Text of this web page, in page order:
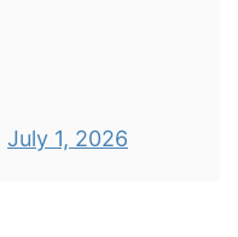
July 1, 2026